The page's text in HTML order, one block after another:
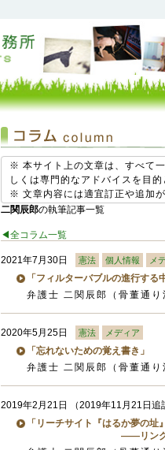
※ 本サイト上の文章は、すべて
しくは専門的なアドバイスを目
※ 文章内容には適宜訂正や追加
二関辰郎の執筆記事一覧
◀︎全コラム一覧
2021年7月30日 憲法 個人情報 メ
「フィルターバブルの進行す
弁護士 二関辰郎（骨董通
2020年5月25日 憲法 メディア
「忘れないための覚え書き」
弁護士 二関辰郎（骨董通
2019年2月21日 （2019年11月21日追
「リーチサイト『はるか夢の址
――リンクの法的位置